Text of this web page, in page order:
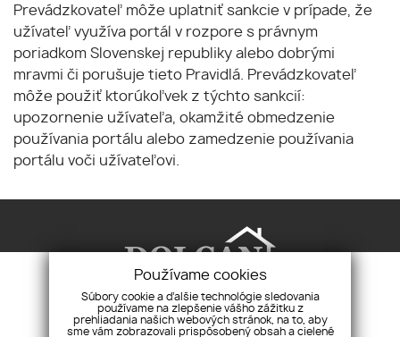
Prevádzkovateľ môže uplatniť sankcie v prípade, že
užívateľ využíva portál v rozpore s právnym
poriadkom Slovenskej republiky alebo dobrými
mravmi či porušuje tieto Pravidlá. Prevádzkovateľ
môže použiť ktorúkoľvek z týchto sankcií:
upozornenie užívateľa, okamžité obmedzenie
používania portálu alebo zamedzenie používania
portálu voči užívateľovi.
Realitná agentúra Dolcan, s.r.o. Pri synagóge
Používame cookies
Súbory cookie a ďalšie technológie sledovania
používame na zlepšenie vášho zážitku z
prehliadania našich webových stránok, na to, aby
sme vám zobrazovali prispôsobený obsah a cielené